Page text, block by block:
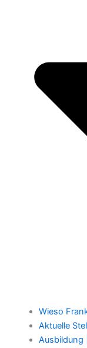
Wieso
Aktuelle
Ausbildung